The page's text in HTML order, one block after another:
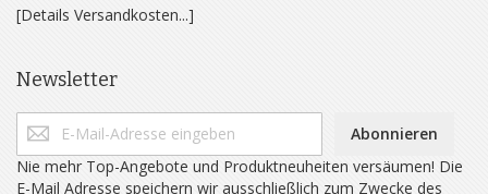
[Details Versandkosten...]
Newsletter
Abonnieren
Nie mehr Top-Angebote und Produktneuheiten versäumen! Die
E-Mail Adresse speichern wir ausschließlich zum Zwecke des